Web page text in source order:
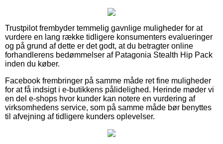
Trustpilot frembyder temmelig gavnlige muligheder for at
vurdere en lang række tidligere konsumenters evalueringer
og på grund af dette er det godt, at du betragter online
forhandlerens bedømmelser af Patagonia Stealth Hip Pack
inden du køber.
Facebook frembringer på samme måde ret fine muligheder
for at få indsigt i e-butikkens pålidelighed. Herinde møder vi
en del e-shops hvor kunder kan notere en vurdering af
virksomhedens service, som på samme måde bør benyttes
til afvejning af tidligere kunders oplevelser.